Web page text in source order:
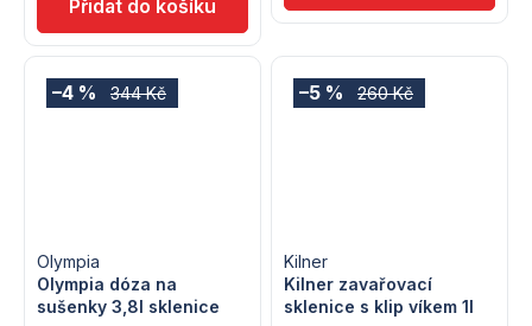
344 Kč
–4 %
Olympia dóza na
sušenky 3,8l sklenice
Olympia
260 Kč
–5 %
Kilner zavařovací
sklenice s klip víkem 1l
Kilner